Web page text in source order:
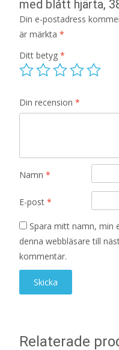
med blått hjärta,
Din e-postadress
är märkta *
Ditt betyg *
Din recension *
Namn *
E-post *
Spara mitt namn, min
denna webbläsare till
kommentar.
Relaterade